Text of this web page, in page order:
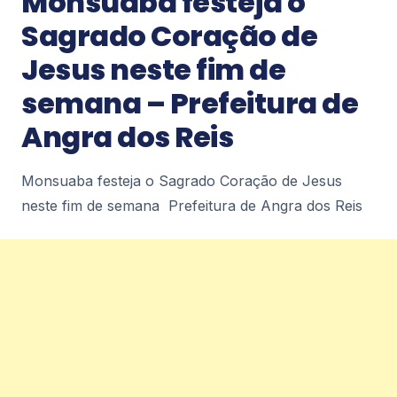
(10) diariodepetropolis.com.br
0
Notícias
Petrópolis recebe Encontro Internacional
de Esports nos dias 11 e 12 de agosto –
diariodepetropolis.com.br
Petrópolis recebe Encontro Internacional de
Esports nos dias 11 e 12 de
agosto diariodepetropolis.com.br
Sagrado Coração de
Jesus neste fim de
semana – Prefeitura de
Angra dos Reis
Monsuaba festeja o Sagrado Coração de Jesus
neste fim de semana Prefeitura de Angra dos Reis